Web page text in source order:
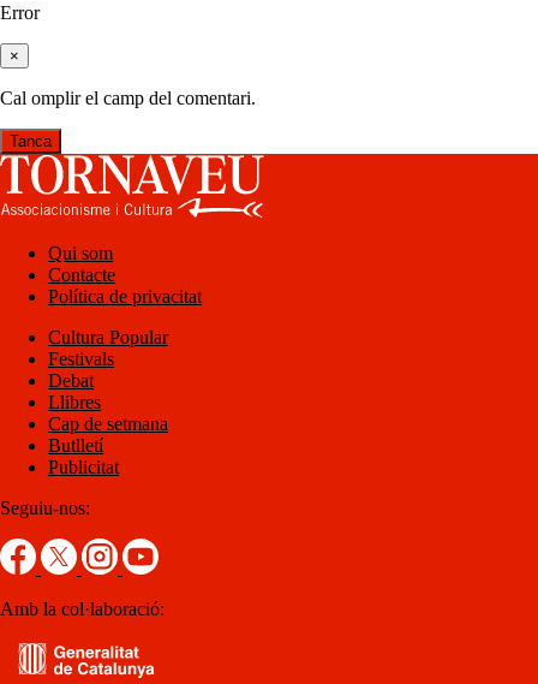
Error
×
Cal omplir el camp del comentari.
Tanca
Qui som
Contacte
Política de privacitat
Cultura Popular
Festivals
Debat
Llibres
Cap de setmana
Butlletí
Publicitat
Seguiu-nos:
Amb la col·laboració: